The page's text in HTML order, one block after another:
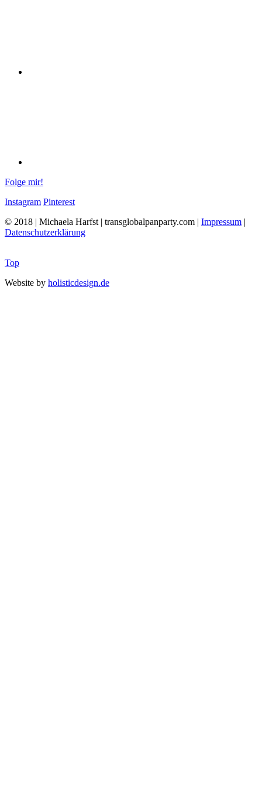
Folge mir!
Instagram Pinterest
© 2018 | Michaela Harfst | transglobalpanparty.com | Impressum |
Datenschutzerklärung
Top
Website by holisticdesign.de